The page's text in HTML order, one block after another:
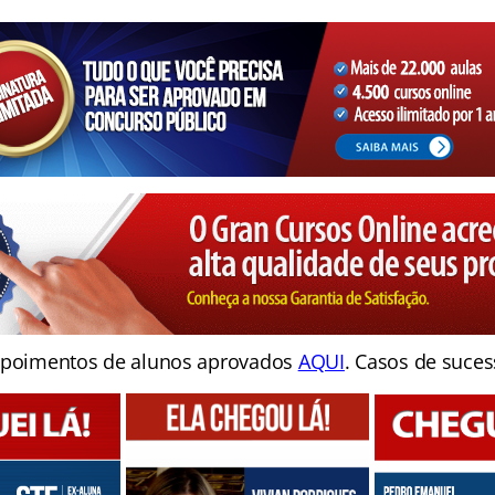
de alunos aprovados AQUI. Casos de